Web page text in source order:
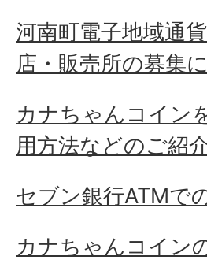
河南町電子地域通
店・販売所の募集
カナちゃんコイン
用方法などのご紹
セブン銀行ATMで
カナちゃんコイン